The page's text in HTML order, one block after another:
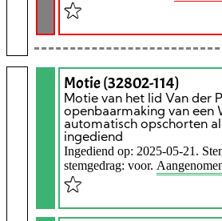
Motie (32802-114)
Motie van het lid Van der
openbaarmaking van een
automatisch opschorten
ingediend
Ingediend op: 2025-05-21.
stemgedrag: voor.